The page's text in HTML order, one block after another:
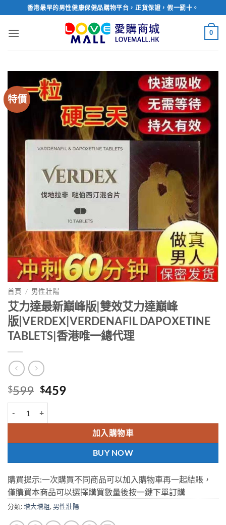
to
content
香港最早的男性健康保健品購物平台，正貨保證，假一罰十。
0
特價
首頁 / 男性壯陽
艾力達最新巔峰版|雙效艾力達巔峰
版|VERDEX|VERDENAFIL DAPOXETINE
TABLETS|香港唯一總代理
$599 Original
price
was:
$599.
$459Current
$459.加入購物車
BUY NOW
購買提示:一次購買不同商品可以加入購物車再一起結賬，
僅購買本商品可以選擇購買數量後按一鍵下單訂購
分類:增大增粗, 男性壯陽